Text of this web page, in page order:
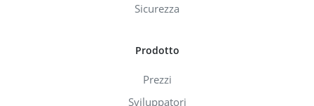
Sicurezza
Prodotto
Prezzi
Sviluppatori